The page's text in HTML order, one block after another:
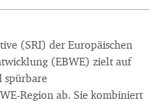
(SRI) der Europäischen
(EBWE) zielt auf
spürbare
Region ab. Sie kombiniert